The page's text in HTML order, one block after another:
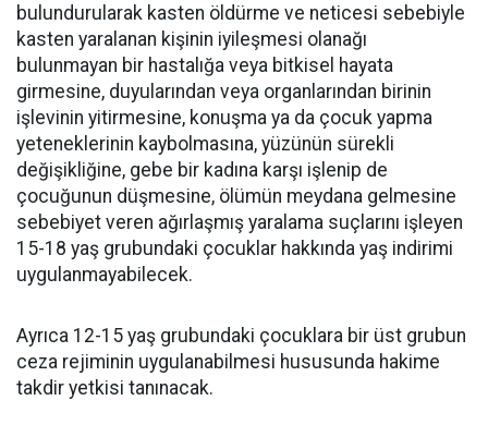
bulundurularak kasten öldürme ve neticesi sebebiyle
kasten yaralanan kişinin iyileşmesi olanağı
bulunmayan bir hastalığa veya bitkisel hayata
girmesine, duyularından veya organlarından birinin
işlevinin yitirmesine, konuşma ya da çocuk yapma
yeteneklerinin kaybolmasına, yüzünün sürekli
değişikliğine, gebe bir kadına karşı işlenip de
çocuğunun düşmesine, ölümün meydana gelmesine
sebebiyet veren ağırlaşmış yaralama suçlarını işleyen
15-18 yaş grubundaki çocuklar hakkında yaş indirimi
uygulanmayabilecek.
Ayrıca 12-15 yaş grubundaki çocuklara bir üst grubun
ceza rejiminin uygulanabilmesi hususunda hakime
takdir yetkisi tanınacak.